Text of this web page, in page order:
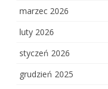
marzec 2026
luty 2026
styczeń 2026
grudzień 2025